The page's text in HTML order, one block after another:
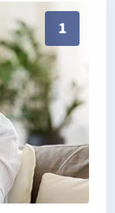
1
Barlt 25719